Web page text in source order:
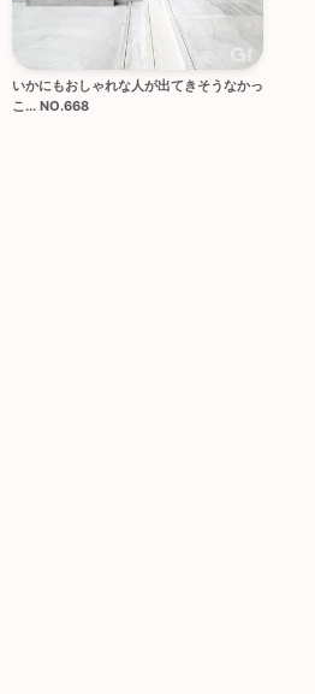
いかにもおしゃれな人が出てきそうなかっ
こ... NO.668